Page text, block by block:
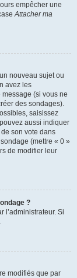
empêcher une
Attacher ma
nouveau sujet ou
avez les
(si vous ne
des sondages).
saisissez
aussi indiquer
son vote dans
(mettre « 0 »
de modifier leur
?
l’administrateur. Si
modifiés que par